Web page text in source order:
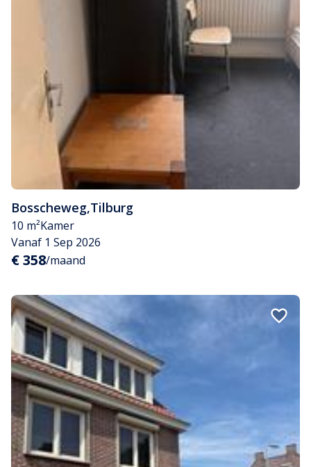
Bosscheweg,Tilburg
10 m²Kamer
Vanaf 1 Sep 2026
€ 358/maand